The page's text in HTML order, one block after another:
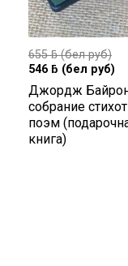
655ƃ(бел руб)
546 ƃ (бел руб)
Джордж
собрание
поэм
книга)